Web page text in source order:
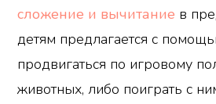
сложение и вычитание в
детям предлагается с
продвигаться по игровому
животных, либо поиграть с